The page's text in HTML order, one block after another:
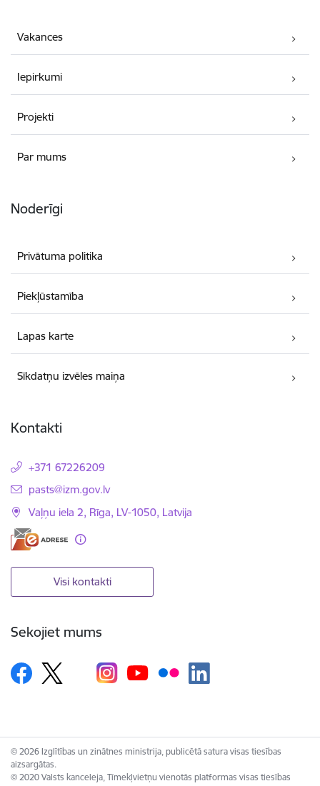
Vakances
Iepirkumi
Projekti
Par mums
Noderīgi
Privātuma politika
Piekļūstamība
Lapas karte
Sīkdatņu izvēles maiņa
Kontakti
+371 67226209
E-pasts:
pasts@izm.gov.lv
Vaļņu iela 2, Rīga, LV-1050, Latvija
Visi kontakti
Sekojiet mums
© 2026 Izglītības un zinātnes ministrija, publicētā satura visas tiesības
aizsargātas.
© 2020 Valsts kanceleja, Tīmekļvietņu vienotās platformas visas tiesības